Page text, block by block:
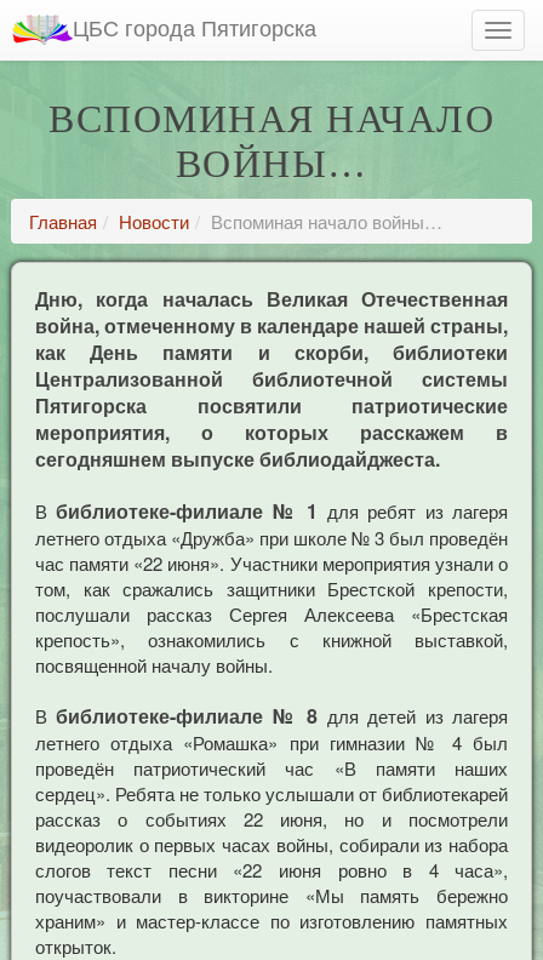
ЦБС города Пятигорска
ВСПОМИНАЯ НАЧАЛО
ВОЙНЫ…
Главная Новости Вспоминая начало войны…
Дню, когда началась Великая Отечественная
война, отмеченному в календаре нашей страны,
как День памяти и скорби, библиотеки
Централизованной библиотечной системы
Пятигорска посвятили патриотические
мероприятия, о которых расскажем в
сегодняшнем выпуске библиодайджеста.
Вбиблиотеке-филиале № 1 для ребят из лагеря
летнего отдыха «Дружба» при школе № 3 был проведён
час памяти «22 июня». Участники мероприятия узнали о
том, как сражались защитники Брестской крепости,
послушали рассказ Сергея Алексеева «Брестская
крепость», ознакомились с книжной выставкой,
посвященной началу войны.
Вбиблиотеке-филиале № 8 для детей из лагеря
летнего отдыха «Ромашка» при гимназии № 4 был
проведён патриотический час «В памяти наших
сердец». Ребята не только услышали от библиотекарей
рассказ о событиях 22 июня, но и посмотрели
видеоролик о первых часах войны, собирали из набора
слогов текст песни «22 июня ровно в 4 часа»,
поучаствовали в викторине «Мы память бережно
храним» и мастер-классе по изготовлению памятных
открыток.